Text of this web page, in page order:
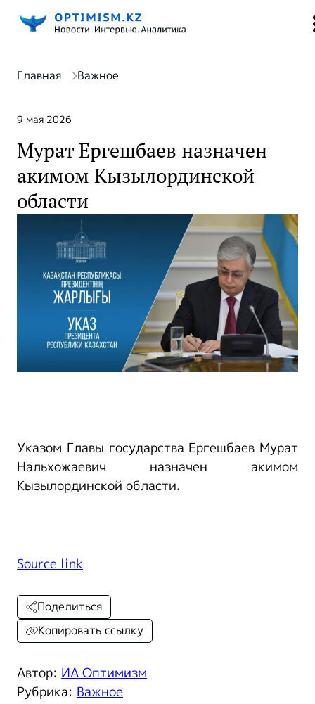
Главная Важное
9 мая 2026
Мурат Ергешбаев назначен
акимом Кызылординской
области
Указом Главы государства Ергешбаев Мурат
Нальхожаевич назначен акимом
Кызылординской области.
Source link
Автор: ИА Оптимизм
Рубрика: Важное
Поделиться
Копировать ссылку